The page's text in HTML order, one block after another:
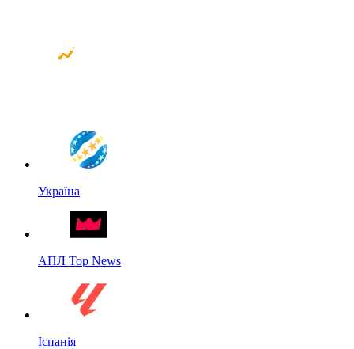
Україна
АПЛ Top News
Іспанія